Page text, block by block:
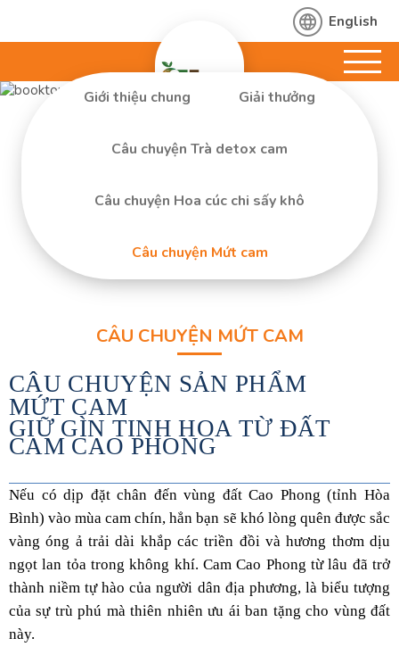
English
Giới thiệu chung Giải thưởng
Câu chuyện Trà detox cam
Câu chuyện Hoa cúc chi sấy khô
Câu chuyện Mứt cam
CÂU CHUYỆN MỨT CAM
CÂU CHUYỆN SẢN PHẨM
MỨT CAM
GIỮ GÌN TINH HOA TỪ ĐẤT
CAM CAO PHONG
Nếu có dịp đặt chân đến vùng đất Cao Phong (tỉnh Hòa
Bình) vào mùa cam chín, hẳn bạn sẽ khó lòng quên được sắc
vàng óng ả trải dài khắp các triền đồi và hương thơm dịu
ngọt lan tỏa trong không khí. Cam Cao Phong từ lâu đã trở
thành niềm tự hào của người dân địa phương, là biểu tượng
của sự trù phú mà thiên nhiên ưu ái ban tặng cho vùng đất
này.